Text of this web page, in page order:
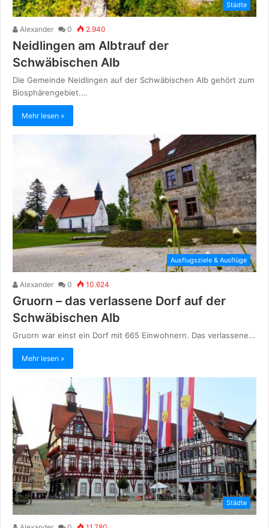
Städte
Alexander 0 2.940
Neidlingen am Albtrauf der
Schwäbischen Alb
Die Gemeinde Neidlingen auf der Schwäbischen Alb gehört zum
Biosphärengebiet.…
Mehr lesen »
Ausflugsziele & Ausflüge
Alexander 0 10.624
Gruorn – das verlassene Dorf auf der
Schwäbischen Alb
Gruorn war einst ein Dorf mit 665 Einwohnern. Das verlassene…
Mehr lesen »
Städte